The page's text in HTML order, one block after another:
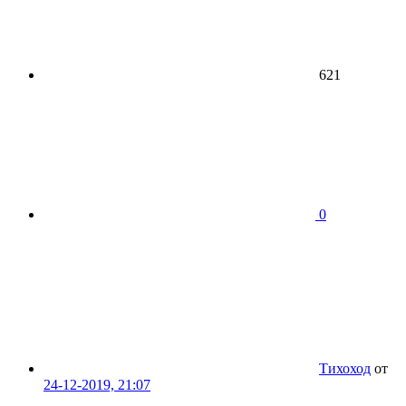
621
0
Тихоход от
24-12-2019, 21:07